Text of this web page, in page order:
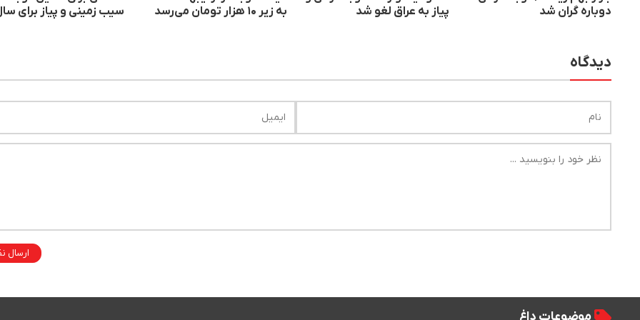
دوباره گران شد
پیاز به عراق لغو شد
به زیر ۱۰ هزار تومان می‌رسد
سیب زمینی و پیاز برای
دیدگاه
ارسال